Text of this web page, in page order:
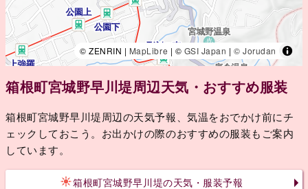
© ZENRIN | MapLibre | © GSI Japan |© Jorudan
箱根町宮城野早川堤周辺天気・おすすめ服装
箱根町宮城野早川堤周辺の天気予報、気温をおでかけ前にチ
ェックしておこう。お出かけの際のおすすめの服装もご案内
しています。
箱根町宮城野早川堤の天気・服装予報